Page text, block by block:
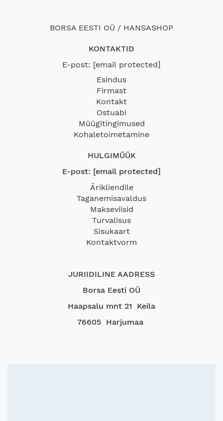
BORSA EESTI OÜ / HANSASHOP
KONTAKTID
E-post: [email protected]
Esindus
Firmast
Kontakt
Ostuabi
Müügitingimused
Kohaletoimetamine
HULGIMÜÜK
E-post: [email protected]
Ärikliendile
Taganemisavaldus
Makseviisid
Turvalisus
Sisukaart
Kontaktvorm
JURIIDILINE AADRESS
Borsa Eesti OÜ
Haapsalu mnt 21 Keila
76605 Harjumaa